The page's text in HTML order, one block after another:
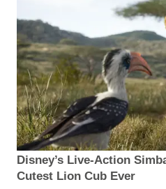
Disney’s Live-Action
Cutest Lion Cub Ever